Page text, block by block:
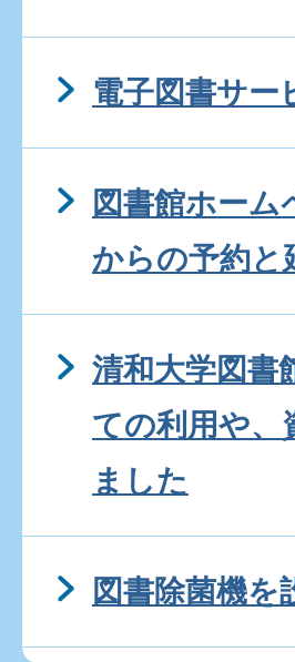
電子図書サー
図書館ホー
からの予約と
清和大学図書
ての利用や、
ました
図書除菌機を